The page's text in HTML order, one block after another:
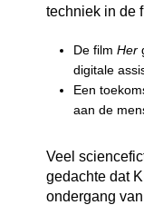
techniek in de
De filmHer
digitale
Een
aan de
Veel
gedachte dat
ondergang